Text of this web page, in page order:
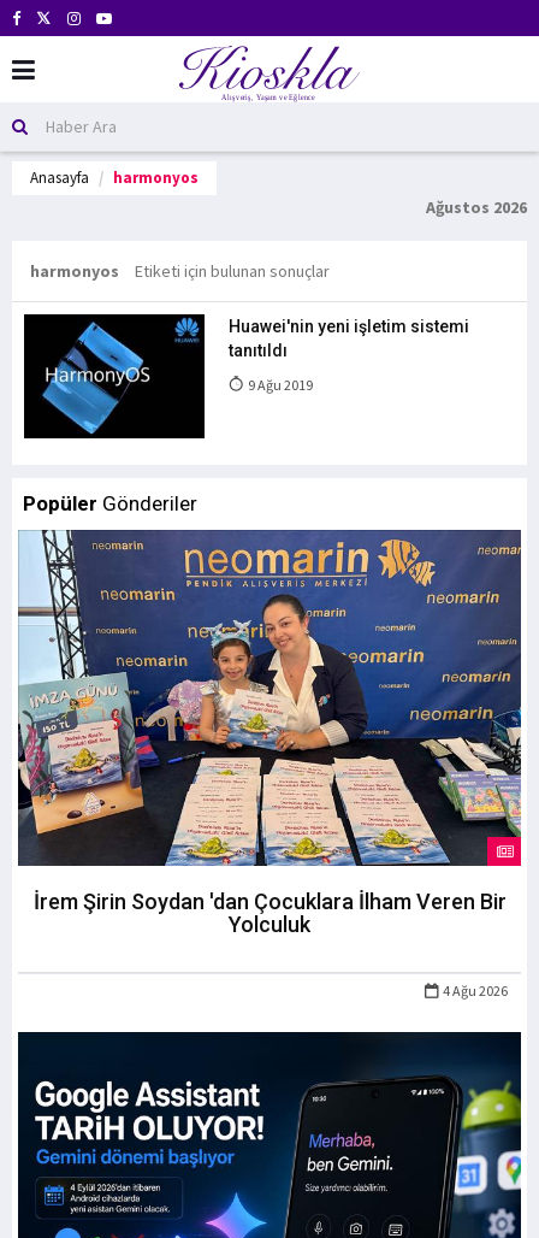
Anasayfa harmonyos
Ağustos 2026
harmonyos Etiketi için bulunan sonuçlar
Huawei'nin yeni işletim sistemi
tanıtıldı
9 Ağu 2019
Popüler Gönderiler
İrem Şirin Soydan 'dan Çocuklara İlham Veren Bir
Yolculuk
4 Ağu 2026